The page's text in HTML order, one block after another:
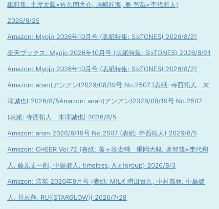
紙特集: 土屋太鳳×佐久間大介, 尾崎匠海, 奥 智哉×杢代和人)
2026/8/25
Amazon: Myojo 2026年10月号 (表紙特集: SixTONES) 2026/8/21
楽天ブックス: Myojo 2026年10月号 (表紙特集: SixTONES) 2026/8/21
Amazon: Myojo 2026年10月号 (表紙特集: SixTONES) 2026/8/21
Amazon: anan(アンアン)2026/08/19号 No.2507 (表紙: 寺西拓人 末
澤誠也) 2026/8/5Amazon: anan(アンアン)2026/08/19号 No.2507
(表紙: 寺西拓人 末澤誠也) 2026/8/5
Amazon: anan 2026/8/19号 No.2507 (表紙: 寺西拓人) 2026/8/5
Amazon: CHEER Vol.72 (表紙: 藤ヶ谷太輔 重岡大毅, 奥智哉×杢代和
人, 藤原丈一郎, 中島健人, timeless, Aぇ!group) 2026/8/3
Amazon: 装苑 2026年9月号 (表紙: M!LK 増田貴久, 中村嶺亜, 中島健
人, 川尻蓮, RUI(STARGLOW)) 2026/7/28